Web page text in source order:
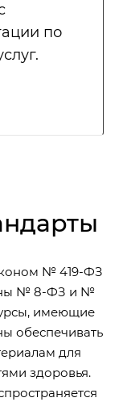
по
№ 419-ФЗ
№ 8-ФЗ и №
имеющие
обеспечивать
для
здоровья.